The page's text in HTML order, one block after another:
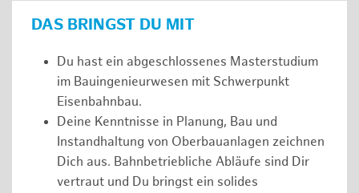
DAS BRINGST DU MIT
Du hast ein abgeschlossenes Masterstudium
im Bauingenieurwesen mit Schwerpunkt
Eisenbahnbau.
Deine Kenntnisse in Planung, Bau und
Instandhaltung von Oberbauanlagen zeichnen
Dich aus. Bahnbetriebliche Abläufe sind Dir
vertraut und Du bringst ein solides